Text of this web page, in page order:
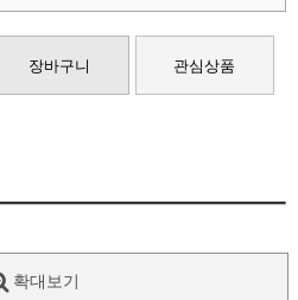
장바구니 관심상품
확대보기